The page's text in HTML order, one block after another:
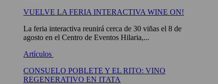
VUELVE LA FERIA INTERACTIVA WINE ON!
La feria interactiva reunirá cerca de 30 viñas el 8 de
agosto en el Centro de Eventos Hilaria,...
Artículos
CONSUELO POBLETE Y EL RITO: VINO
REGENERATIVO EN ITATA